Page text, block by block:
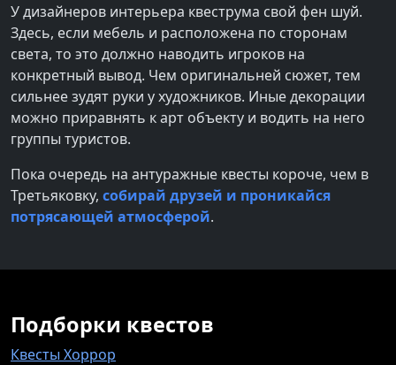
У дизайнеров интерьера квеструма свой фен шуй.
Здесь, если мебель и расположена по сторонам
света, то это должно наводить игроков на
конкретный вывод. Чем оригинальней сюжет, тем
сильнее зудят руки у художников. Иные декорации
можно приравнять к арт объекту и водить на него
группы туристов.
Пока очередь на антуражные квесты короче, чем в
Третьяковку, собирай друзей и проникайся
потрясающей атмосферой.
Подборки квестов
Квесты Хоррор